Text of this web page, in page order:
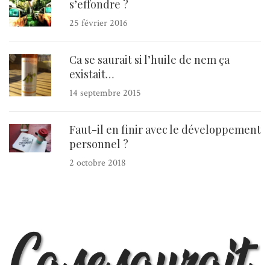
s’effondre ?
25 février 2016
Ca se saurait si l’huile de nem ça
existait…
14 septembre 2015
Faut-il en finir avec le développement
personnel ?
2 octobre 2018